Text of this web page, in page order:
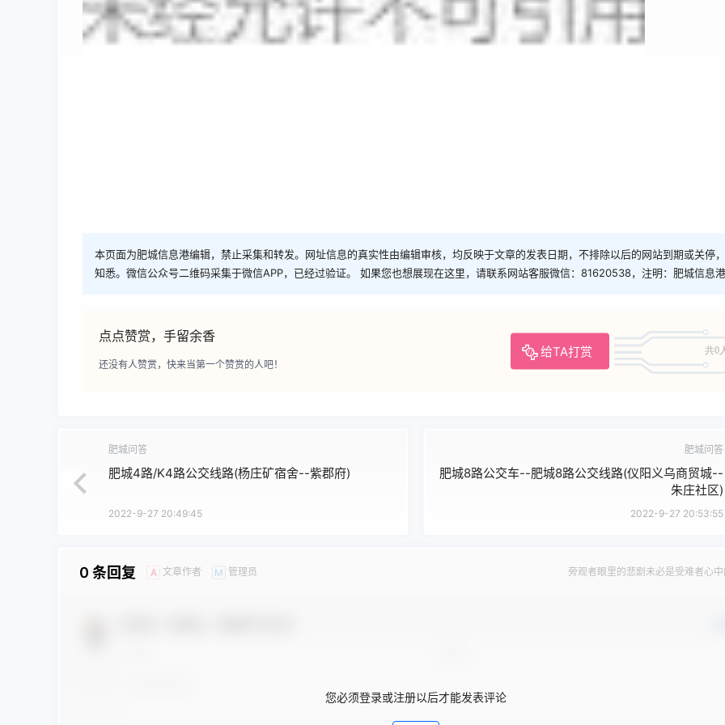
本页面为肥城信息港编辑，禁止采集和转发。网址信息的真实性由编辑审核，均反映于文章的发表日期，不排除以后的网站到期或关停
知悉。微信公众号二维码采集于微信APP，已经过验证。 如果您也想展现在这里，请联系网站客服微信：81620538，注明：肥城信息港
点点赞赏，手留余香
给TA打赏 共0
还没有人赞赏，快来当第一个赞赏的人吧！
肥城问答
肥城4路/K4路公交线路(杨庄矿宿舍--紫郡府)
2022-9-27 20:49:45
肥城问答
肥城8路公交车--肥城8路公交线路(仪阳义乌商贸城--
朱庄社区)
2022-9-27 20:53:55
0 条回复 A 文章作者 M 管理员 旁观者眼里的悲剧未必是受难者心中
您必须登录或注册以后才能发表评论